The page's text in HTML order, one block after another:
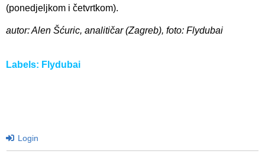
(ponedjeljkom i četvrtkom).
autor: Alen Šćuric, analitičar (Zagreb), foto: Flydubai
Labels: Flydubai
Login